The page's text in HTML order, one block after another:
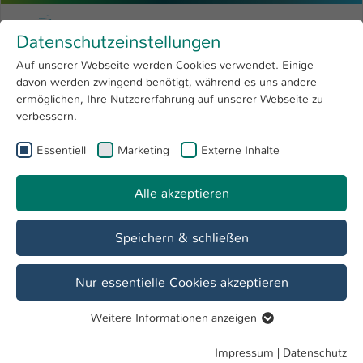
Menu
Forschung 4
Open submenu
Hochschule
International
Zum Hauptinhalt springen
Hochschule Kaiserslautern
Sie sind hier:
Team
Fachbereich
Übersicht Studieninteressierte Studierende
Die Gremien des Fachbereichs
Betriebswirtschaft
Datenschutzeinstellungen
Auf unserer Webseite werden Cookies verwendet. Einige
davon werden zwingend benötigt, während es uns andere
ermöglichen, Ihre Nutzererfahrung auf unserer Webseite zu
verbessern.
Essentiell Marketing Externe Inhalte
Alle akzeptieren
Speichern & schließen
Nur essentielle Cookies akzeptieren
Essentielle Cookies werden für grundlegende Funktionen
Weitere Informationen anzeigen
Impressum | Datenschutz